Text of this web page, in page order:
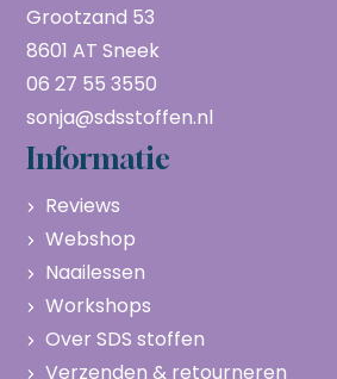
Grootzand 53
8601 AT Sneek
06 27 55 3550
sonja@sdsstoffen.nl
Informatie
Reviews
Webshop
Naailessen
Workshops
Over SDS stoffen
Verzenden & retourneren